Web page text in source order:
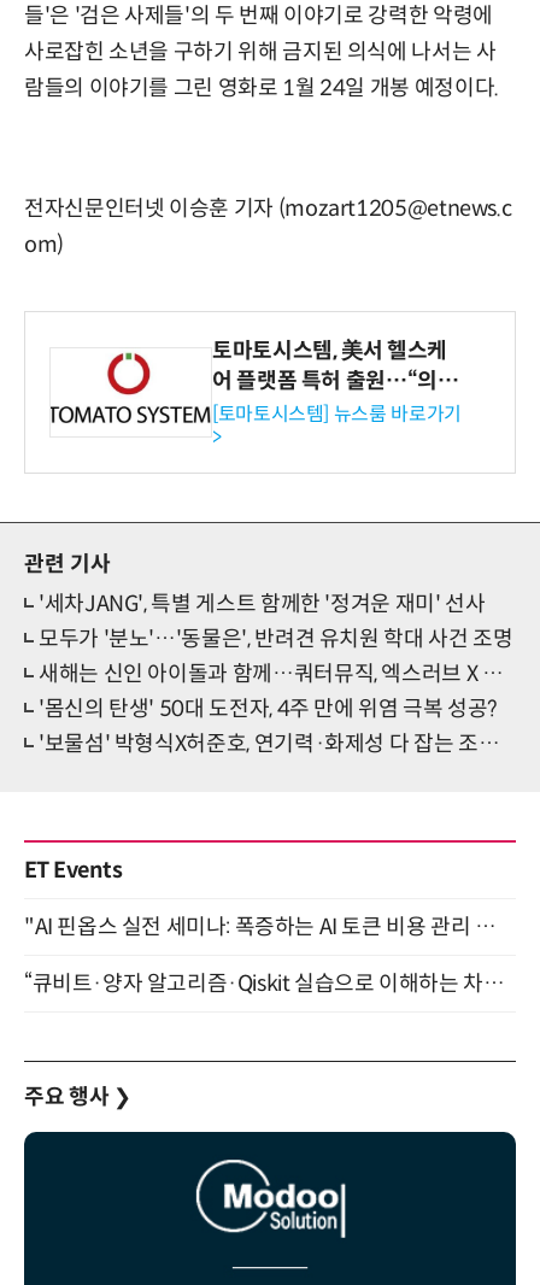
들'은 '검은 사제들'의 두 번째 이야기로 강력한 악령에
사로잡힌 소년을 구하기 위해 금지된 의식에 나서는 사
람들의 이야기를 그린 영화로 1월 24일 개봉 예정이다.
전자신문인터넷 이승훈 기자 (mozart1205@etnews.c
om)
토마토시스템, 美서 헬스케
어 플랫폼 특허 출원…“의료
기관·보험사 공략”
[토마토시스템] 뉴스룸 바로가기
>
관련 기사
'세차JANG', 특별 게스트 함께한 '정겨운 재미' 선사
모두가 '분노'…'동물은', 반려견 유치원 학대 사건 조명
새해는 신인 아이돌과 함께…쿼터뮤직, 엑스러브 X 캔디스 지원
'몸신의 탄생' 50대 도전자, 4주 만에 위염 극복 성공?
'보물섬' 박형식X허준호, 연기력·화제성 다 잡는 조합 탄생
ET Events
"AI 핀옵스 실전 세미나: 폭증하는 AI 토큰 비용 관리 전략" 8월 21일 개최
“큐비트·양자 알고리즘·Qiskit 실습으로 이해하는 차세대 컴퓨팅” (8/28)
주요 행사 ❯